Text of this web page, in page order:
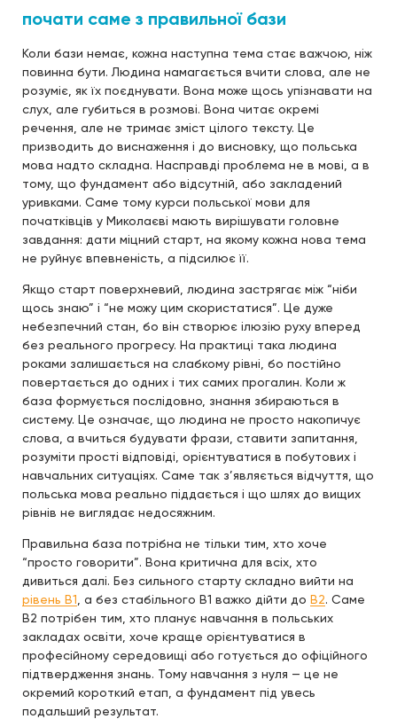
почати саме з правильної бази
Коли бази немає, кожна наступна тема стає важчою, ніж
повинна бути. Людина намагається вчити слова, але не
розуміє, як їх поєднувати. Вона може щось упізнавати на
слух, але губиться в розмові. Вона читає окремі
речення, але не тримає зміст цілого тексту. Це
призводить до виснаження і до висновку, що польська
мова надто складна. Насправді проблема не в мові, а в
тому, що фундамент або відсутній, або закладений
уривками. Саме тому курси польської мови для
початківців у Миколаєві мають вирішувати головне
завдання: дати міцний старт, на якому кожна нова тема
не руйнує впевненість, а підсилює її.
Якщо старт поверхневий, людина застрягає між “ніби
щось знаю” і “не можу цим скористатися”. Це дуже
небезпечний стан, бо він створює ілюзію руху вперед
без реального прогресу. На практиці така людина
роками залишається на слабкому рівні, бо постійно
повертається до одних і тих самих прогалин. Коли ж
база формується послідовно, знання збираються в
систему. Це означає, що людина не просто накопичує
слова, а вчиться будувати фрази, ставити запитання,
розуміти прості відповіді, орієнтуватися в побутових і
навчальних ситуаціях. Саме так з’являється відчуття, що
польська мова реально піддається і що шлях до вищих
рівнів не виглядає недосяжним.
Правильна база потрібна не тільки тим, хто хоче
“просто говорити”. Вона критична для всіх, хто
дивиться далі. Без сильного старту складно вийти на
рівень B1 , а без стабільного B1 важко дійти до B2. Саме
B2 потрібен тим, хто планує навчання в польських
закладах освіти, хоче краще орієнтуватися в
професійному середовищі або готується до офіційного
підтвердження знань. Тому навчання з нуля — це не
окремий короткий етап, а фундамент під увесь
подальший результат.